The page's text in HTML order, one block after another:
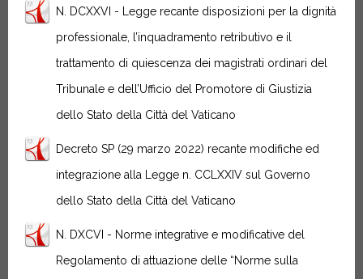
N. DCXXVI - Legge recante disposizioni per la dignità
professionale, l’inquadramento retributivo e il
trattamento di quiescenza dei magistrati ordinari del
Tribunale e dell’Ufficio del Promotore di Giustizia
dello Stato della Città del Vaticano
Decreto SP (29 marzo 2022) recante modifiche ed
integrazione alla Legge n. CCLXXIV sul Governo
dello Stato della Città del Vaticano
N. DXCVI - Norme integrative e modificative del
Regolamento di attuazione delle “Norme sulla